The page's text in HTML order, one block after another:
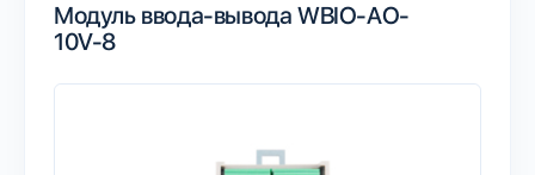
Модуль ввода-вывода WBIO-AO-
10V-8